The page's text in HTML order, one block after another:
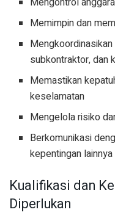
Memimpin dan
subkontraktor, dan
Memastikan
keselamatan
Mengelola risiko
Berkomunikasi
kepentingan lainnya
Kualifikasi dan
Diperlukan